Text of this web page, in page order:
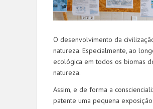
O desenvolvimento da
natureza. Especialmente, ao
ecológica em todos os biomas
natureza.
Assim, e de forma a
patente uma pequena